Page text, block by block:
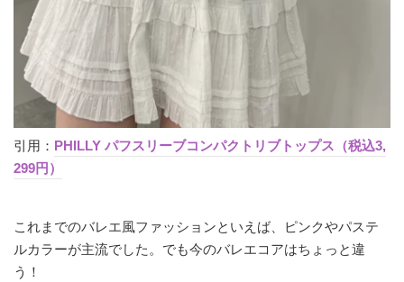
引用： PHILLY パフスリーブコンパクトリブトップス（税込3,
299円）
これまでのバレエ風ファッションといえば、ピンクやパステ
ルカラーが主流でした。でも今のバレエコアはちょっと違
う！